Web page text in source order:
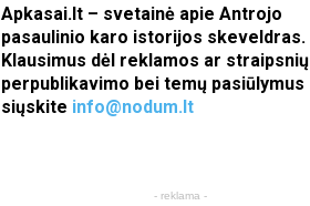
Apkasai.lt – svetainė apie Antrojo
pasaulinio karo istorijos skeveldras.
Klausimus dėl reklamos ar straipsnių
perpublikavimo bei temų pasiūlymus
siųskite info@nodum.lt
- reklama -